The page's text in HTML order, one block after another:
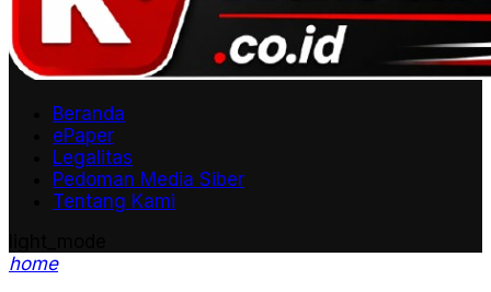
Beranda
ePaper
Legalitas
Pedoman Media Siber
Tentang Kami
home